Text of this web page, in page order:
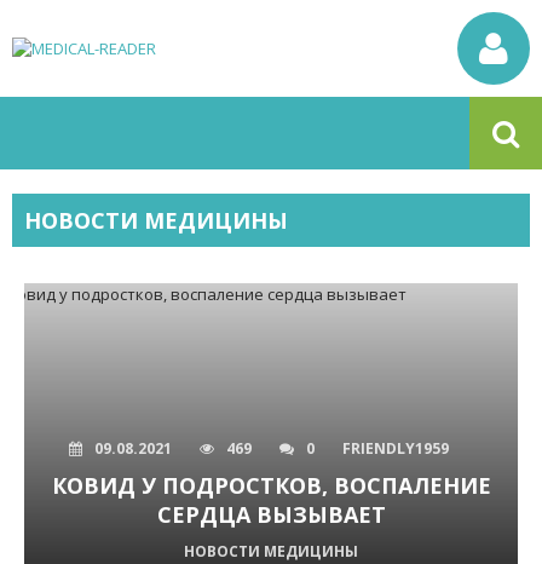
НОВОСТИ МЕДИЦИНЫ
09.08.2021 469 0 FRIENDLY1959
КОВИД У ПОДРОСТКОВ, ВОСПАЛЕНИЕ
СЕРДЦА ВЫЗЫВАЕТ
НОВОСТИ МЕДИЦИНЫ